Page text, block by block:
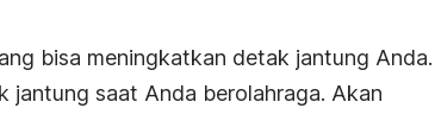
bisa meningkatkan detak jantung Anda.
jantung saat Anda berolahraga. Akan